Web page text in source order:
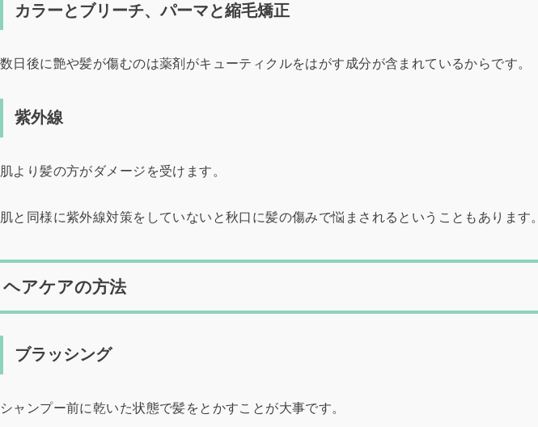
カラーとブリーチ、パーマと縮毛矯正
数日後に艶や髪が傷むのは薬剤がキューティクルをはがす成分が含まれているからです。
紫外線
肌より髪の方がダメージを受けます。
肌と同様に紫外線対策をしていないと秋口に髪の傷みで悩まされるということもあります。
ヘアケアの方法
ブラッシング
シャンプー前に乾いた状態で髪をとかすことが大事です。